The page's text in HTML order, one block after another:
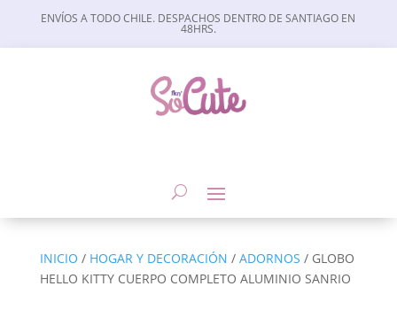
ENVÍOS A TODO CHILE. DESPACHOS DENTRO DE SANTIAGO EN
48HRS.
INICIO / HOGAR Y DECORACIÓN / ADORNOS / GLOBO
HELLO KITTY CUERPO COMPLETO ALUMINIO SANRIO